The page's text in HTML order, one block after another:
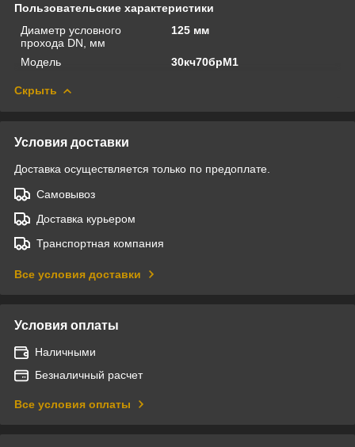
Пользовательские характеристики
Диаметр условного
прохода DN, мм
125 мм
Модель 30кч70брМ1
Скрыть
Условия доставки
Доставка осуществляется только по предоплате.
Самовывоз
Доставка курьером
Транспортная компания
Все условия доставки
Условия оплаты
Наличными
Безналичный расчет
Все условия оплаты